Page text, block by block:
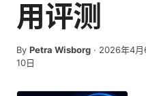
用评测
By Petra Wisborg · 2026年4月
10日